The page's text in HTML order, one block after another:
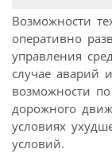
Возможности
оперативно
управления
случае аварий
возможности
дорожного
условиях
условий.